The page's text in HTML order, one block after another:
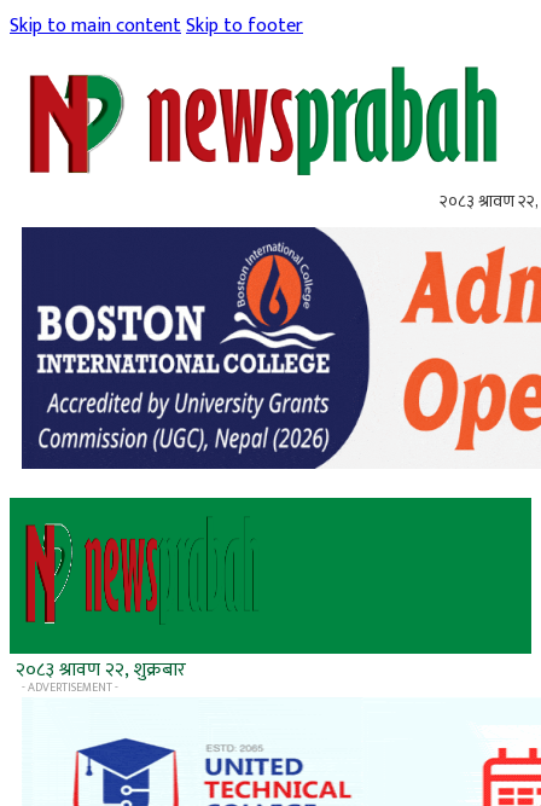
Skip to main contentSkip to footer
२०८३ श्रावण २२,
२०८३ श्रावण २२, शुक्रबार
- ADVERTISEMENT -